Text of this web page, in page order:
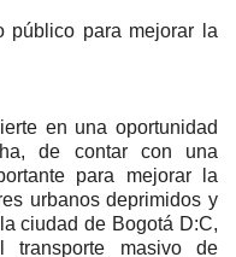
público para mejorar la
en una oportunidad
de contar con una
para mejorar la
urbanos deprimidos y
ciudad de Bogotá D:C,
transporte masivo de